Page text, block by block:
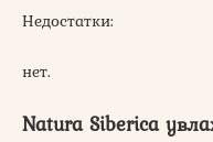
Недостатки:
нет.
Natura Siberica